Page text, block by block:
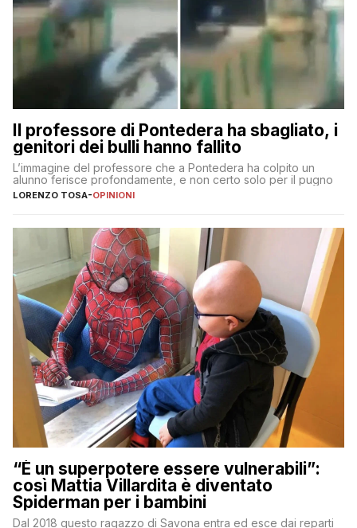
Il professore di Pontedera ha sbagliato, i
genitori dei bulli hanno fallito
L’immagine del professore che a Pontedera ha colpito un
alunno ferisce profondamente, e non certo solo per il pugno
LORENZO TOSA-OPINIONI
“È un superpotere essere vulnerabili”:
così Mattia Villardita è diventato
Spiderman per i bambini
Dal 2018 questo ragazzo di Savona entra ed esce dai reparti